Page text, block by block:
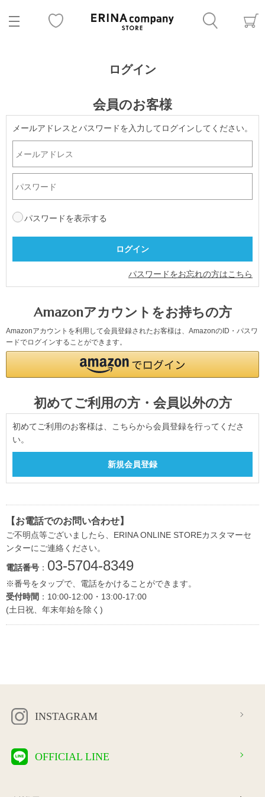
ログイン
会員のお客様
メールアドレスとパスワードを入力してログインしてください。
パスワードを表示する
パスワードをお忘れの方はこちら
Amazonアカウントをお持ちの方
Amazonアカウントを利用して会員登録されたお客様は、AmazonのID・パスワ
ードでログインすることができます。
初めてご利用の方・会員以外の方
初めてご利用のお客様は、こちらから会員登録を行ってくださ
い。
【お電話でのお問い合わせ】
ご不明点等ございましたら、ERINA ONLINE STOREカスタマーセ
ンターにご連絡ください。
電話番号 ： 03-5704-8349
※番号をタップで、電話をかけることができます。
受付時間 ：10:00-12:00・13:00-17:00
(土日祝、年末年始を除く)
INSTAGRAM
OFFICIAL LINE